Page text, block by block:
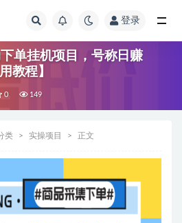
登录
单挂机项目，号称日赚
教程】
0 149
类 实操项目 正文